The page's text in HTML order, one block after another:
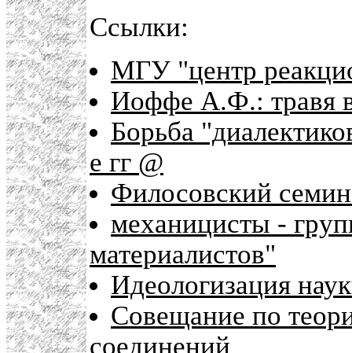
Ссылки:
МГУ "центр
Иоффе А.Ф.: травя
Борьба
е гг @
Филосовский
механицисты -
материалистов"
Идеологизация
Совещание по
соединений